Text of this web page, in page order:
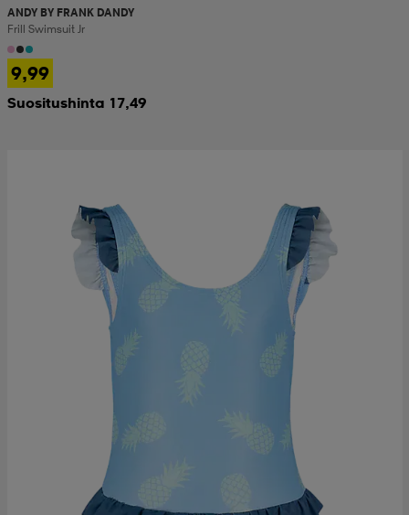
ANDY BY FRANK DANDY
Frill Swimsuit Jr
9,99
Suositushinta 17,49